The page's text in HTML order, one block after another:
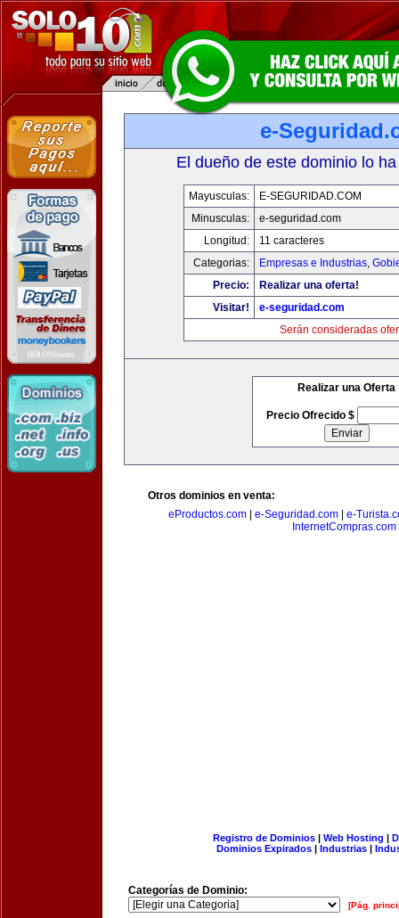
e-
El dueño de este dominio lo
Mayusculas:
E-SEGURIDAD.COM
Minusculas:
e-seguridad.com
Longitud:
11 caracteres
Categorias:
Empresas e Industrias,
Precio:
Realizar una oferta!
Visitar!
e-seguridad.com
Serán consideradas
Realizar una Oferta
Precio Ofrecido $
Otros dominios en venta:
eProductos.com
e-Seguridad.com
e-
InternetCompras.com
Registro de Dominios| Web Hosting |
Dominios Expirados | Industrias |
Categorías de Dominio:
[Pág.